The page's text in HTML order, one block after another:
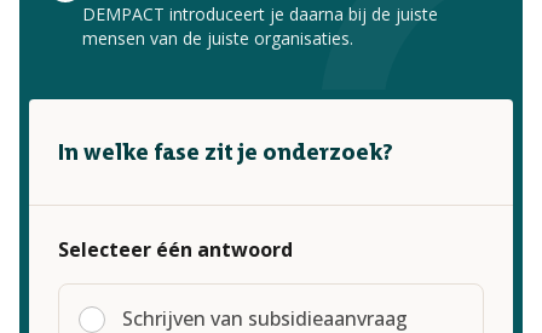
DEMPACT introduceert je daarna bij de juiste
mensen van de juiste organisaties.
In welke fase zit je onderzoek?
Selecteer één antwoord
Schrijven van subsidieaanvraag